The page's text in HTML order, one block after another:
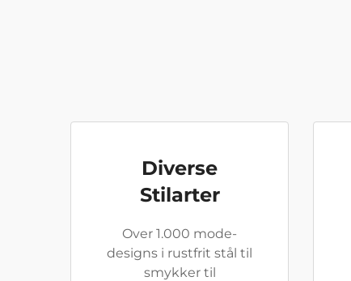
Diverse
Stilarter
Over 1.000 mode-
designs i rustfrit stål til
smykker til